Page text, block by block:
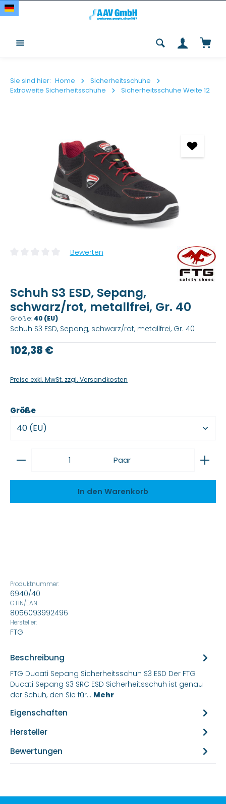
Zum Hauptinhalt springen
Sie sind hier: Home
Sicherheitsschuhe
Extraweite Sicherheitsschuhe
Sicherheitsschuhe Weite 12
Durchschnittliche Bewertung von 0 von 5 Sternen
Bewerten
Schuh S3 ESD, Sepang,
schwarz/rot, metallfrei, Gr. 40
Größe: 40 (EU)
Schuh S3 ESD, Sepang, schwarz/rot, metallfrei, Gr. 40
Regulärer Preis:
102,38 €
Preise exkl. MwSt. zzgl. Versandkosten
Größeauswählen
Produkt Anzahl: Gib den gewünschten Wert
Paar
In den Warenkorb
Produktnummer:
6940/40
GTIN/EAN:
8056093992496
Hersteller:
FTG
Beschreibung
FTG Ducati Sepang Sicherheitsschuh S3 ESD Der FTG
Ducati Sepang S3 SRC ESD Sicherheitsschuh ist genau
der Schuh, den Sie für… Mehr
Eigenschaften
Hersteller
Bewertungen